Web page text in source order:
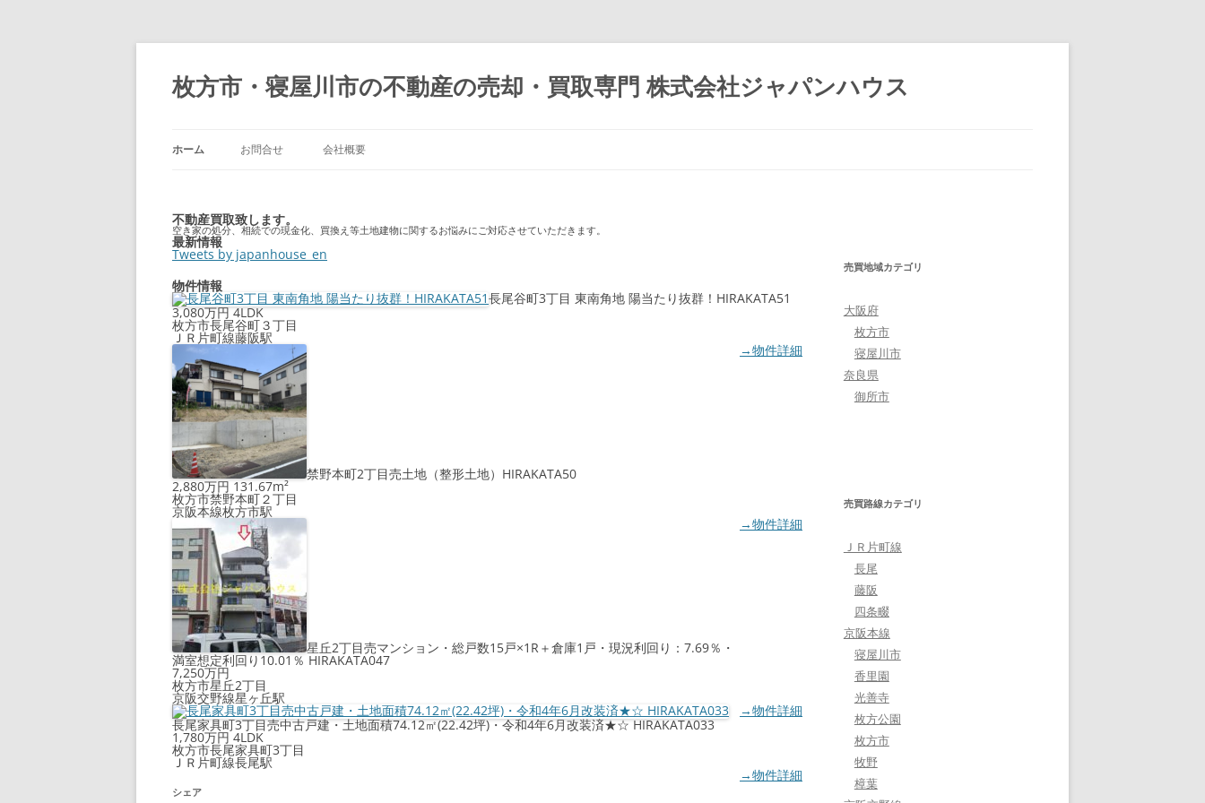
枚方市・寝屋川市の不動産の売却・買取専門 株式会社ジャパンハウス
ホーム お問合せ 会社概要
不動産買取致します。
空き家の処分、相続での現金化、買換え等土地建物に関するお悩みにご対応させていただきます。
最新情報
Tweets by japanhouse_en
物件情報
長尾谷町3丁目 東南角地 陽当たり抜群！HIRAKATA51
3,080万円4LDK
枚方市長尾谷町３丁目
ＪＲ片町線藤阪駅
→物件詳細
禁野本町2丁目売土地（整形土地）HIRAKATA50
2,880万円 131.67m²
枚方市禁野本町２丁目
京阪本線枚方市駅
→物件詳細
星丘2丁目売マンション・総戸数15戸×1R＋倉庫1戸・現況利回り：7.69％・
満室想定利回り10.01％ HIRAKATA047
7,250万円
枚方市星丘2丁目
京阪交野線星ヶ丘駅
→物件詳細
長尾家具町3丁目売中古戸建・土地面積74.12㎡(22.42坪)・令和4年6月改装済★☆ HIRAKATA033
1,780万円4LDK
枚方市長尾家具町3丁目
ＪＲ片町線長尾駅
→物件詳細
シェア
売買地域カテゴリ
大阪府
枚方市
寝屋川市
奈良県
御所市
売買路線カテゴリ
ＪＲ片町線
長尾
藤阪
四条畷
京阪本線
寝屋川市
香里園
光善寺
枚方公園
枚方市
牧野
樟葉